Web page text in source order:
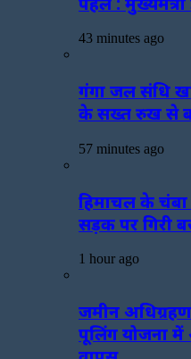
43 minutes ago
गंगा जल संधि
के सख्त रुख से
57 minutes ago
हिमाचल के चंबा
सड़क पर गिरी
1 hour ago
जमीन
पूलिंग योजना